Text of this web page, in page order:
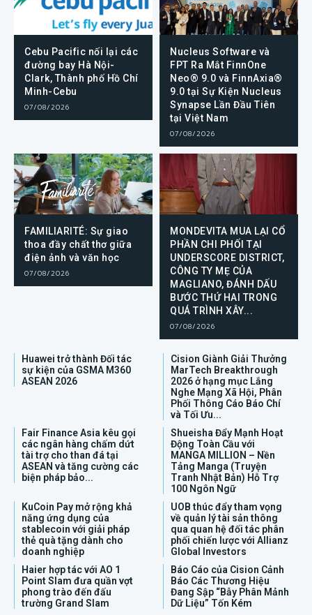
Cebu Pacific nối lại các
đường bay Hà Nội-
Clark, Thành phố Hồ Chí
Minh-Cebu
07/08/2026
Nucleus Software và
FPT Ra Mắt FinnOne
Neo® 9.0 và FinnAxia®
9.0 tại Sự Kiện Nucleus
Synapse Lần Đầu Tiên
tại Việt Nam
07/08/2026
FAMILIARITÉ: Sự giao
thoa đầy chất thơ giữa
điện ảnh và văn học
07/08/2026
MONDEVITA MUA LẠI CỔ
PHẦN CHI PHỐI TẠI
UNDERSCORE DISTRICT,
CÔNG TY MẸ CỦA
MAGLIANO, ĐÁNH DẤU
BƯỚC THỨ HAI TRONG
QUÁ TRÌNH XÂY...
07/08/2026
Huawei trở thành Đối tác
sự kiện của GSMA M360
ASEAN 2026
Cision Giành Giải Thưởng
MarTech Breakthrough
2026 ở hạng mục Lắng
Nghe Mạng Xã Hội, Phân
Phối Thông Cáo Báo Chí
và Tối Ưu...
Fair Finance Asia kêu gọi
các ngân hàng chấm dứt
tài trợ cho than đá tại
ASEAN và tăng cường các
biện pháp bảo...
Shueisha Đẩy Mạnh Hoạt
Động Toàn Cầu với
MANGA MILLION – Nền
Tảng Manga (Truyện
Tranh Nhật Bản) Hỗ Trợ
100 Ngôn Ngữ
KuCoin Pay mở rộng khả
năng ứng dụng của
stablecoin với giải pháp
thẻ quà tặng dành cho
doanh nghiệp
UOB thúc đẩy tham vọng
về quản lý tài sản thông
qua quan hệ đối tác phân
phối chiến lược với Allianz
Global Investors
Haier hợp tác với AO 1
Point Slam đưa quần vợt
phong trào đến đấu
trường Grand Slam
Báo Cáo của Cision Cảnh
Báo Các Thương Hiệu
Đang Sập “Bẫy Phân Mảnh
Dữ Liệu” Tốn Kém